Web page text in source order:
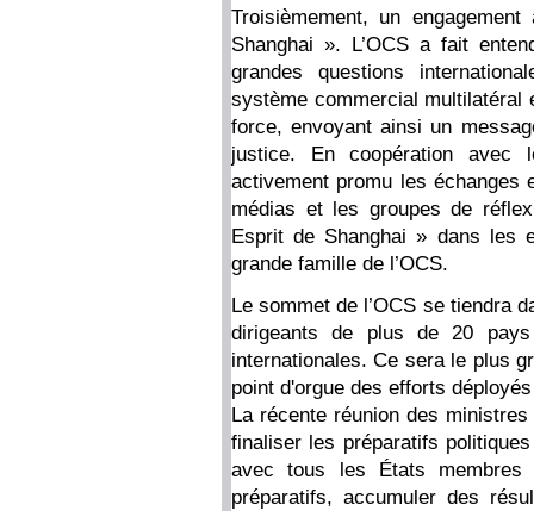
Troisièmement, un
Shanghai ». L’OCS a fait
grandes questions
système commercial multilatéral
force, envoyant ainsi un
justice. En coopération avec
activement promu les
médias et les groupes de
Esprit de Shanghai » dans
grande famille de l’OCS.
Le sommet de l’OCS se tiendra
dirigeants de plus de 20
internationales. Ce sera le plus
point d'orgue des efforts
La récente réunion des
finaliser les préparatifs
avec tous les États
préparatifs, accumuler des